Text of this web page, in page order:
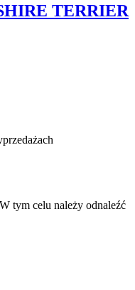
TERRIER
tym celu należy odnaleźć